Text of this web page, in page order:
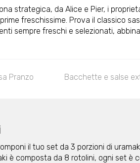
strategica, da Alice e Pier, i
freschissime. Prova il classico
sempre freschi e selezionati,
Pranzo Bacchette e salse
il tuo set da 3 porzioni di
è composta da 8 rotolini, ogni set è